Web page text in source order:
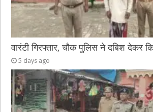
वारंटी गिरफ्तार, चौक पुलिस ने दबिश देकर
5 days ago